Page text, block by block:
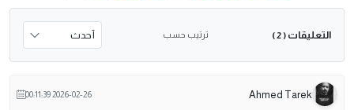
التعليقات ( 2 ) ترتيب حسب
Ahmed Tarek
2026-02-26 00:11:39